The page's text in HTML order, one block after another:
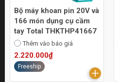
Bộ máy khoan pin 20V và
166 món dụng cụ cầm
tay Total THKTHP41667
Thêm vào báo giá
2.220.000₫
Freeship